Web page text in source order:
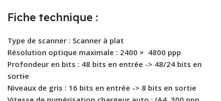
Fiche technique :
Type de scanner : Scanner à plat
Résolution optique maximale : 2400 × 4800 ppp
Profondeur en bits : 48 bits en entrée -> 48/24 bits en
sortie
Niveaux de gris : 16 bits en entrée -> 8 bits en sortie